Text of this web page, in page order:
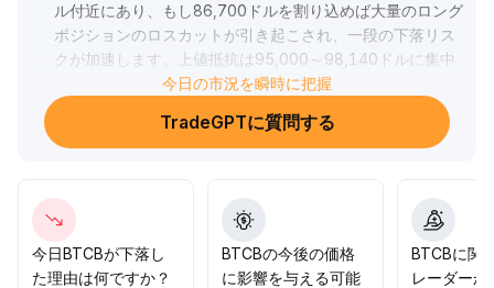
ル付近にあり、もし86,700ドルを割り込めば大量のロング
ポジションのロスカットが引き起こされ、一段の下落リス
クが加速します。上値抵抗は95,000～98,140ドルに集中
しており、95,466ドルを突破して定着すればショートポジ
ションのロスカットを誘発し、価格上昇を促進します。短
期保有者の損失ポジションが売り圧力を抑制し、当面のサ
場の動向では、主力プレイヤーが今後の高いボラティリテ
ィを予想していることが示されているため、サポートライ
ンを注視し、オプションツールを活用して急変動に柔軟に
対応し、ポジションリスクの管理と取引戦略の調整を心掛
今日の市況を瞬時に把握
TradeGPTに質問する
今日BTCBが下落し
た理由は何ですか？
BTCBの今後の価格
に影響を与える可能
BTCBに関
レーダーか